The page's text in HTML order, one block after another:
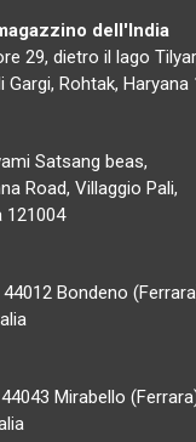
dell'India
29, dietro il lago
Rohtak, Haryana
Satsang beas,
Road, Villaggio Pali,
121004
Bondeno
Mirabello